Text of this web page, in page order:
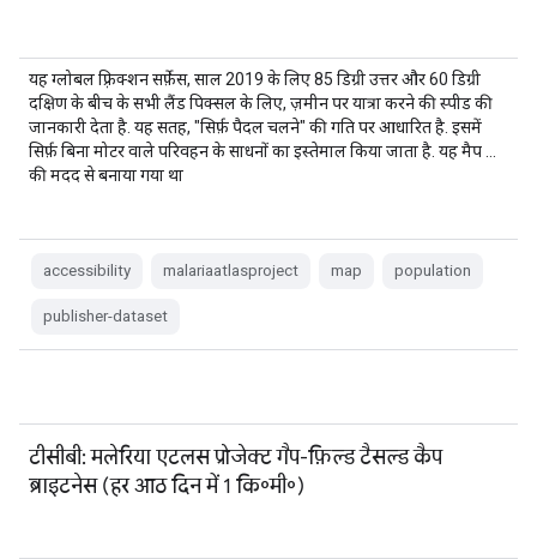
यह ग्लोबल फ़्रिक्शन सर्फ़ेस, साल 2019 के लिए 85 डिग्री उत्तर और 60 डिग्री
दक्षिण के बीच के सभी लैंड पिक्सल के लिए, ज़मीन पर यात्रा करने की स्पीड की
जानकारी देता है. यह सतह, "सिर्फ़ पैदल चलने" की गति पर आधारित है. इसमें
सिर्फ़ बिना मोटर वाले परिवहन के साधनों का इस्तेमाल किया जाता है. यह मैप …
की मदद से बनाया गया था
accessibility malariaatlasproject map population
publisher-dataset
टीसीबी: मलेरिया एटलस प्रोजेक्ट गैप-फ़िल्ड टैसल्ड कैप
ब्राइटनेस (हर आठ दिन में 1 कि॰मी॰)